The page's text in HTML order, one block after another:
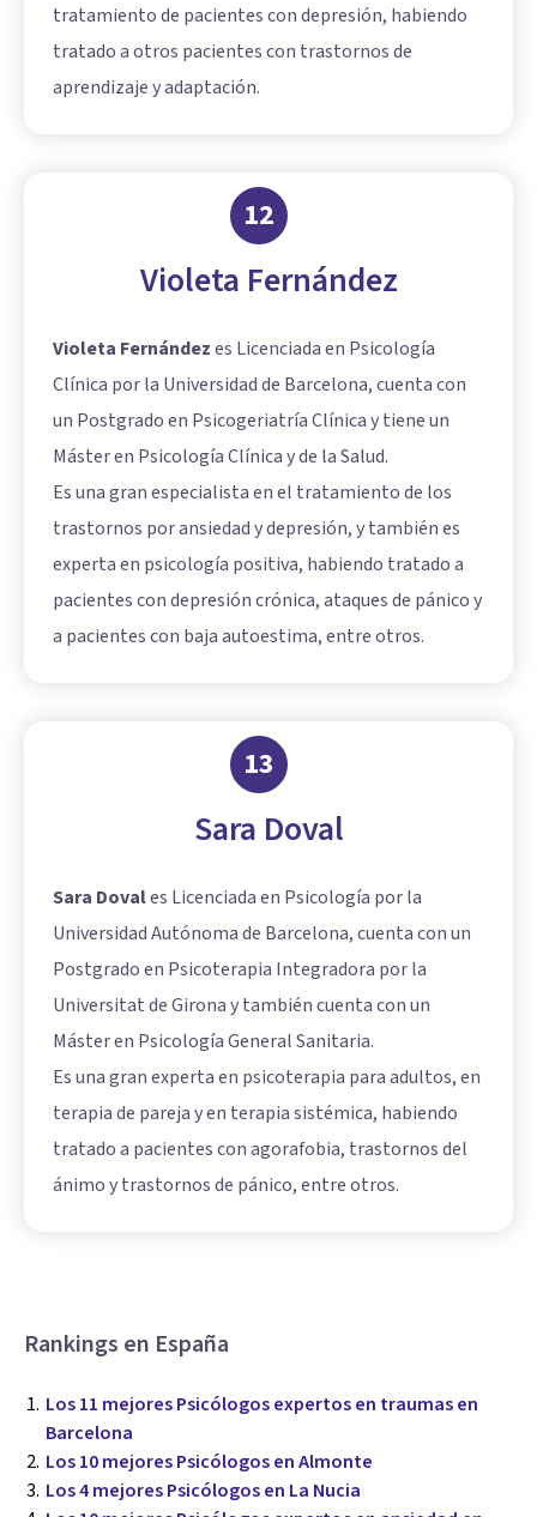
tratamiento de pacientes con depresión, habiendo
tratado a otros pacientes con trastornos de
aprendizaje y adaptación.
12
Violeta Fernández
Violeta Fernándezes Licenciada en Psicología
Clínica por la Universidad de Barcelona, cuenta con
un Postgrado en Psicogeriatría Clínica y tiene un
Máster en Psicología Clínica y de la Salud.
Es una gran especialista en el tratamiento de los
trastornos por ansiedad y depresión, y también es
experta en psicología positiva, habiendo tratado a
pacientes con depresión crónica, ataques de pánico y
a pacientes con baja autoestima, entre otros.
13
Sara Doval
Sara Dovales Licenciada en Psicología por la
Universidad Autónoma de Barcelona, cuenta con un
Postgrado en Psicoterapia Integradora por la
Universitat de Girona y también cuenta con un
Máster en Psicología General Sanitaria.
Es una gran experta en psicoterapia para adultos, en
terapia de pareja y en terapia sistémica, habiendo
tratado a pacientes con agorafobia, trastornos del
ánimo y trastornos de pánico, entre otros.
Rankings en España
Los 11 mejores Psicólogos expertos en traumas en
Barcelona
Los 10 mejores Psicólogos en Almonte
Los 4 mejores Psicólogos en La Nucia